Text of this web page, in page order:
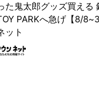
た鬼太郎グッズ買える
PARKへ急げ【8/
ット